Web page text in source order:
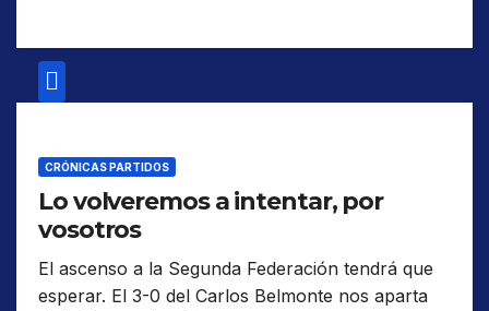
CRÓNICAS PARTIDOS
Lo volveremos a intentar, por
vosotros
El ascenso a la Segunda Federación tendrá que
esperar. El 3-0 del Carlos Belmonte nos aparta